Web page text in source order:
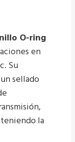
O-ring
en
Su
sellado
la